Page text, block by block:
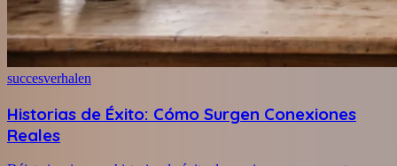
succesverhalen
Historias de Éxito: Cómo Surgen Conexiones
Reales